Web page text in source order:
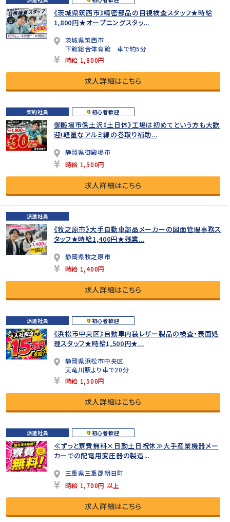
《茨城県筑西市》精密部品の目視検査スタッフ★時給
1,800円★オープニングスタッ...
茨城県筑西市
下館総合体育館 車で約5分
時給 1,800円
求人詳細はこちら
契約社員 初心者歓迎
御殿場市保土沢《土日休》工場は初めてという方も大歓
迎!軽量なアルミ線の巻取り補助...
静岡県御殿場市
時給 1,500円
求人詳細はこちら
派遣社員
《牧之原市》大手自動車部品メーカーの図面管理事務ス
タッフ★時給1,400円★残業...
静岡県牧之原市
時給 1,400円
求人詳細はこちら
派遣社員 初心者歓迎
《浜松市中央区》自動車内装レザー製品の検査・表面処
理スタッフ★時給1,500円★...
静岡県浜松市中央区
天竜川駅より車で20分
時給 1,500円
求人詳細はこちら
派遣社員 初心者歓迎
≪ずっと寮費無料×日勤土日祝休≫大手産業機器メー
カーでの配電用変圧器の製造...
三重県三重郡朝日町
時給 1,700円 以上
求人詳細はこちら